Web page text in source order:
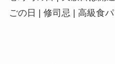
ごの日 | 修司忌 | 高級食